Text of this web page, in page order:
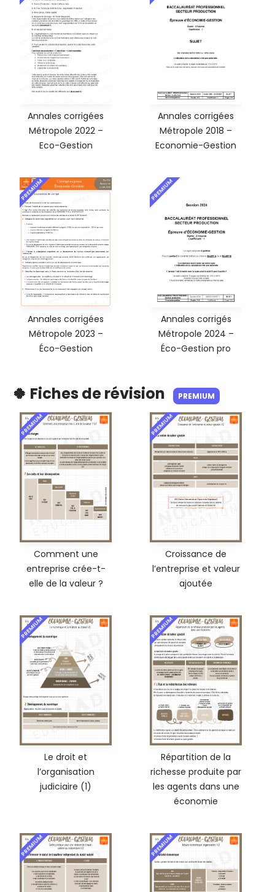
Annales corrigées
Métropole 2022 –
Eco-Gestion
Annales corrigées
Métropole 2018 –
Economie-Gestion
PREMIUM
Annales corrigées
Métropole 2023 –
Éco-Gestion
PREMIUM
Annales corrigés
Métropole 2024 –
Éco-Gestion pro
🍀 Fiches de révision PREMIUM
PREMIUM
Comment une
entreprise crée-t-
elle de la valeur ?
PREMIUM
Croissance de
l’entreprise et valeur
ajoutée
PREMIUM
Le droit et
l’organisation
judiciaire (1)
PREMIUM
Répartition de la
richesse produite par
les agents dans une
économie
PREMIUM PREMIUM